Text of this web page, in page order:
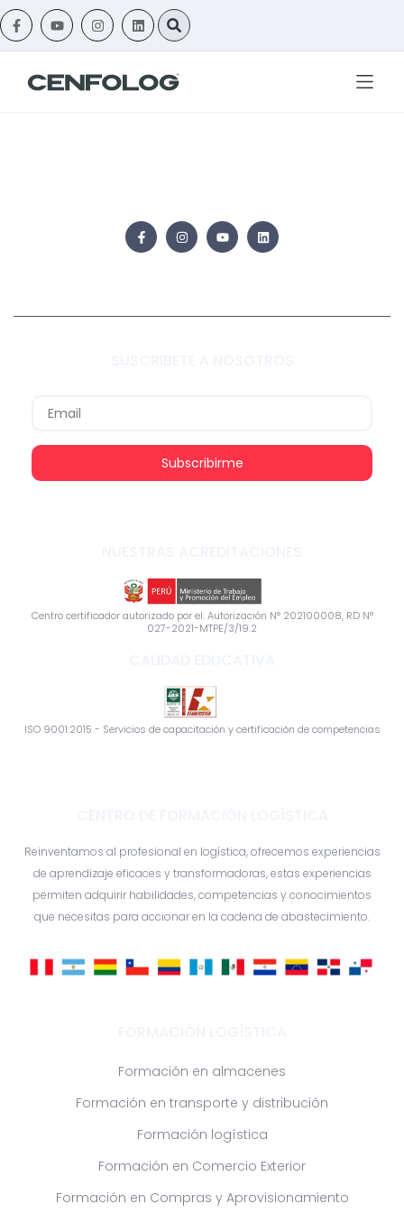
Subscribirme
Centro certificador autorizado por el: Autorización N° 202100008, RD N°
027-2021-MTPE/3/19.2
ISO 9001:2015 - Servicios de capacitación y certificación de competencias
Reinventamos al profesional en logística, ofrecemos experiencias
de aprendizaje eficaces y transformadoras, estas experiencias
permiten adquirir habilidades, competencias y conocimientos
que necesitas para accionar en la cadena de abastecimiento.
Formación en almacenes
Formación en transporte y distribución
Formación logística
Formación en Comercio Exterior
Formación en Compras y Aprovisionamiento